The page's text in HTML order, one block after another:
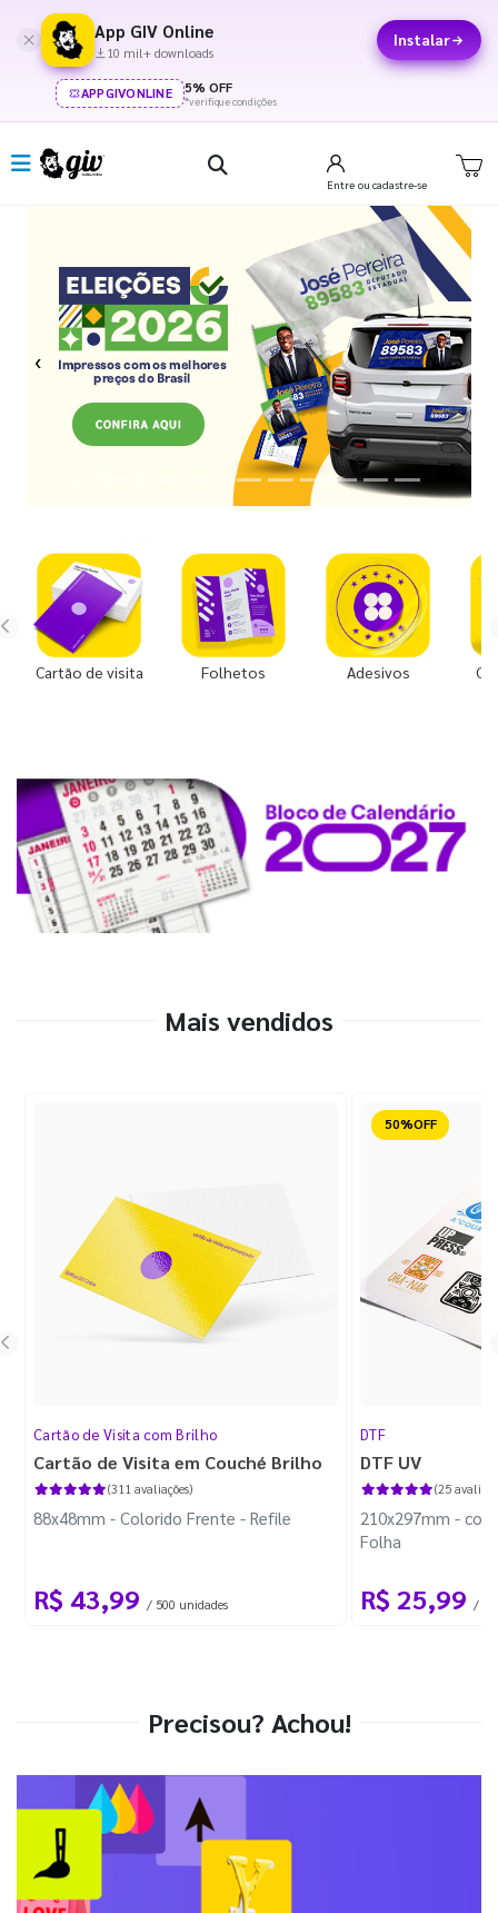
App GIV Online
10 mil+ downloads
Instalar
APPGIVONLINE 5% OFF
*verifique condições
Entre ou cadastre-se
Previous Next
Cartão de visita Folhetos Adesivos
Mais vendidos
Cartão de Visita com Brilho
Cartão de Visita em Couché Brilho
(311 avaliações)
88x48mm - Colorido Frente - Refile
R$ 43,99 / 500 unidades
Reduzido
DTF
DTF UV
(25
210x297mm -
Folha
R$ 25,99 / 1
Precisou? Achou!